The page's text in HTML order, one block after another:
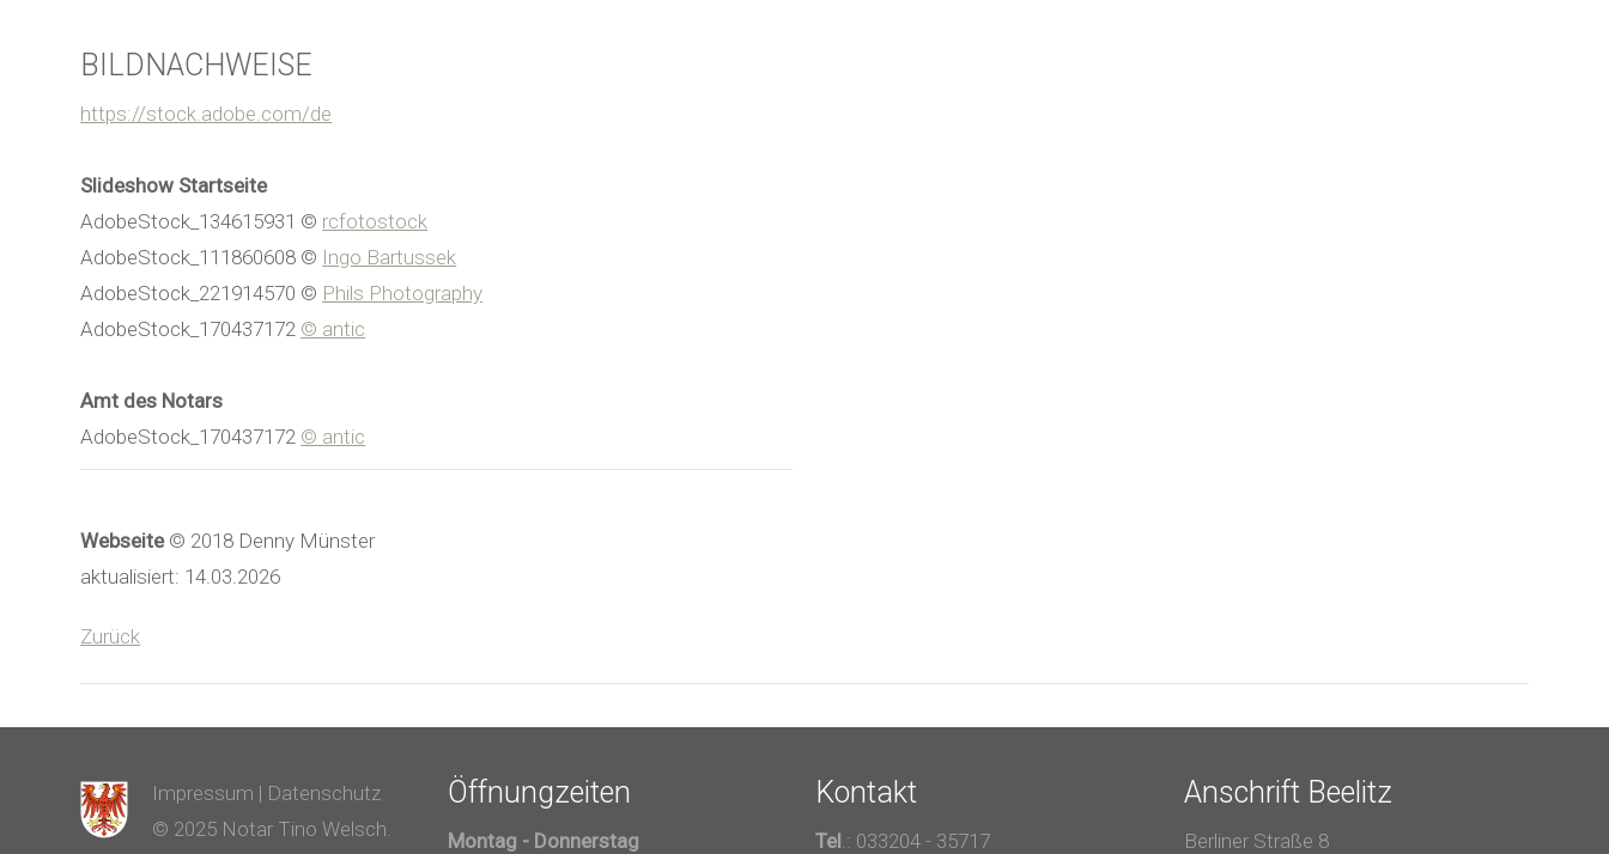
BILDNACHWEISE
https://stock.adobe.com/de
Slideshow Startseite
AdobeStock_134615931 © rcfotostock
AdobeStock_111860608 © Ingo Bartussek
AdobeStock_221914570 © Phils Photography
AdobeStock_170437172 © antic
Amt des Notars
AdobeStock_170437172 © antic
Webseite © 2018 Denny Münster
aktualisiert: 14.03.2026
Zurück
Impressum | Datenschutz
© 2025 Notar Tino Welsch.
Öffnungzeiten
Montag - Donnerstag
Kontakt
Tel .: 033204 - 35717
Anschrift Beelitz
Berliner Straße 8